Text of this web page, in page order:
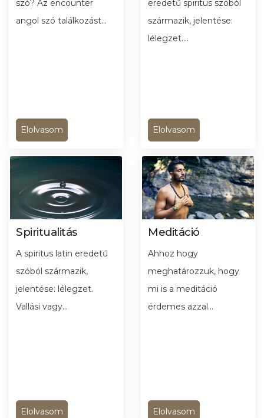
szó? Az encounter
angol szó találkozást...
Elolvasom
eredetű spiritus szóból
származik, jelentése:
lélegzet....
Elolvasom
Spiritualitás
A spiritus latin eredetű
szóból származik,
jelentése: lélegzet.
Vallási vagy...
Elolvasom
Meditáció
Ahhoz hogy
meghatározzuk, hogy
mi is a meditáció
érdemes azzal...
Elolvasom